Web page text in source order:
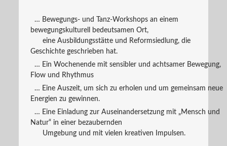
… Bewegungs- und Tanz-Workshops an einem
bewegungskulturell bedeutsamen Ort,
eine Ausbildungsstätte und Reformsiedlung, die
Geschichte geschrieben hat.
… Ein Wochenende mit sensibler und achtsamer Bewegung,
Flow und Rhythmus
… Eine Auszeit, um sich zu erholen und um gemeinsam neue
Energien zu gewinnen.
… Eine Einladung zur Auseinandersetzung mit „Mensch und
Natur“ in einer bezaubernden
Umgebung und mit vielen kreativen Impulsen.